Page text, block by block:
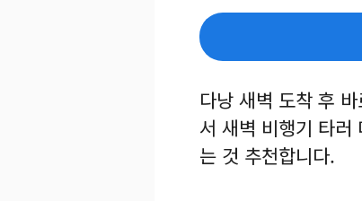
다낭 새벽 도착 후
서 새벽 비행기 타러
는 것 추천합니다.